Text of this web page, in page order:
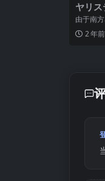
ヤリス
～メ
産～
由于南
以享受
怪物和
2 年前